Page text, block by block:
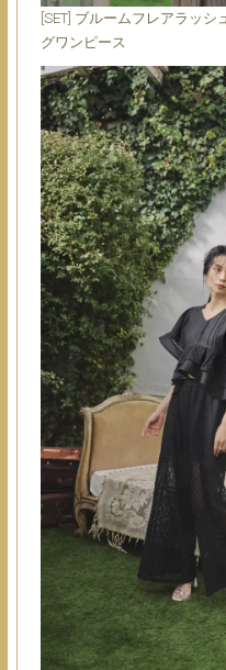
[SET] ブルームフレアラッ
グワンピース